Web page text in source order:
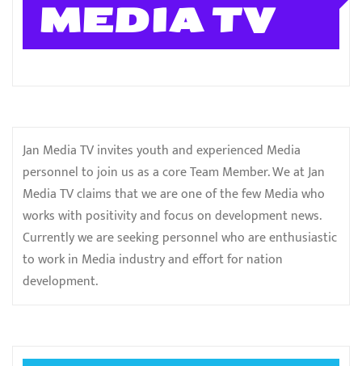
MEDIA TV
Jan Media TV invites youth and experienced Media
personnel to join us as a core Team Member. We at Jan
Media TV claims that we are one of the few Media who
works with positivity and focus on development news.
Currently we are seeking personnel who are enthusiastic
to work in Media industry and effort for nation
development.